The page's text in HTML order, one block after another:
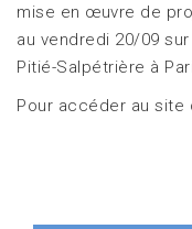
mise en œuvre de
au vendredi 20/09
Pitié-Salpétrière à
Pour accéder au site